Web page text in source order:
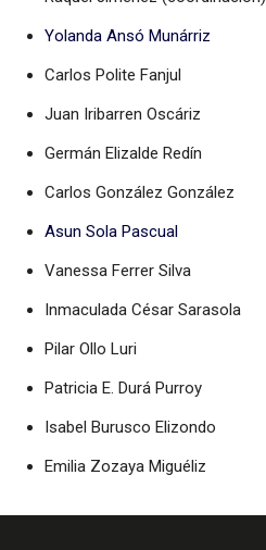
Yolanda Ansó Munárriz
Carlos Polite Fanjul
Juan Iribarren Oscáriz
Germán Elizalde Redín
Carlos González González
Asun Sola Pascual
Vanessa Ferrer Silva
Inmaculada César Sarasola
Pilar Ollo Luri
Patricia E. Durá Purroy
Isabel Burusco Elizondo
Emilia Zozaya Miguéliz